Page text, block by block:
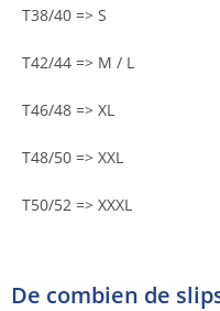
T38/40 => S
T42/44 => M / L
T46/48 => XL
T48/50 => XXL
T50/52 => XXXL
De combien de